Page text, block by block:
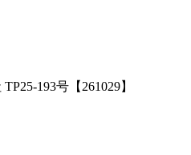
193号【261029】